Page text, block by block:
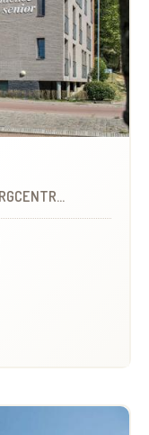
(WZC)